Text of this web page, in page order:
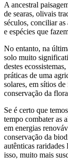
A ancestral
de searas, olivais
séculos, conciliar
e espécies que
No entanto, na
solo muito
destes
práticas de uma
solares, em sítios
conservação da
Se é certo que
tempo combater as
em energias
conservação da
autênticas
isso, muito mais